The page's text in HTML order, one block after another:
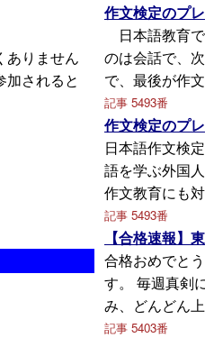
ありません
加されると
作文検定のプレ
日本語教育
のは会話で、
で、最後が作
記事 5493番
作文検定のプレ
日本語作文検
語を学ぶ外国
作文教育にも
記事 5493番
【合格速報】東
合格おめでと
す。 毎週真剣
み、どんどん上
記事 5403番